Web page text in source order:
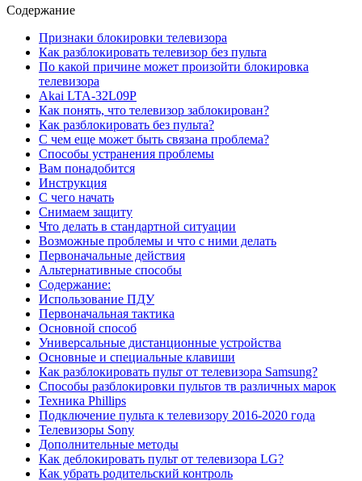
Содержание
Признаки блокировки телевизора
Как разблокировать телевизор без пульта
По какой причине может произойти блокировка
телевизора
Akai LTA-32L09P
Как понять, что телевизор заблокирован?
Как разблокировать без пульта?
С чем еще может быть связана проблема?
Способы устранения проблемы
Вам понадобится
Инструкция
С чего начать
Снимаем защиту
Что делать в стандартной ситуации
Возможные проблемы и что с ними делать
Первоначальные действия
Альтернативные способы
Содержание:
Использование ПДУ
Первоначальная тактика
Основной способ
Универсальные дистанционные устройства
Основные и специальные клавиши
Как разблокировать пульт от телевизора Samsung?
Способы разблокировки пультов тв различных марок
Техника Phillips
Подключение пульта к телевизору 2016-2020 года
Телевизоры Sony
Дополнительные методы
Как деблокировать пульт от телевизора LG?
Как убрать родительский контроль